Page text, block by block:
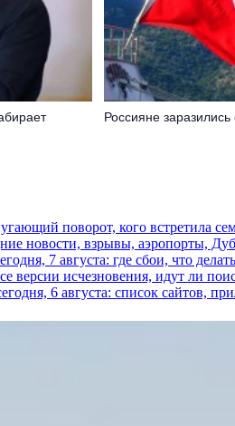
Россияне
поворот, кого встретила
новости, взрывы, аэропорты,
7 августа: где сбои, что делать
версии исчезновения, идут ли
6 августа: список сайтов,